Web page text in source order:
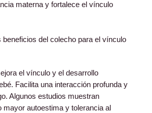
materna y fortalece el vínculo
beneficios del colecho para el vínculo
el vínculo y el desarrollo
Facilita una interacción profunda y
Algunos estudios muestran
mayor autoestima y tolerancia al